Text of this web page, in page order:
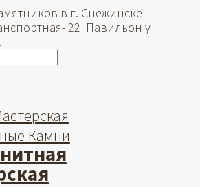
в г. Снежинске
22 Павильон у
Камни